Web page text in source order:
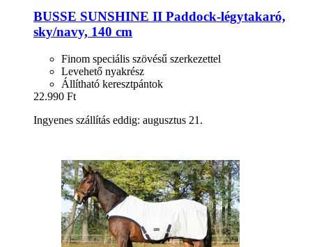
BUSSE SUNSHINE II Paddock-​légytakaró,
sky/navy, 140 cm
Finom speciális szövésű szerkezettel
Levehető nyakrész
Állítható keresztpántok
22.990 Ft
Ingyenes szállítás eddig: augusztus 21.